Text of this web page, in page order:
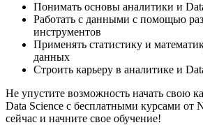
Понимать основы аналитики и
Работать с данными с помощью
инструментов
Применять статистику и
данных
Строить карьеру в аналитике и
Не упустите возможность начать свою
Data Science с бесплатными курсами от
сейчас и начните свое обучение!